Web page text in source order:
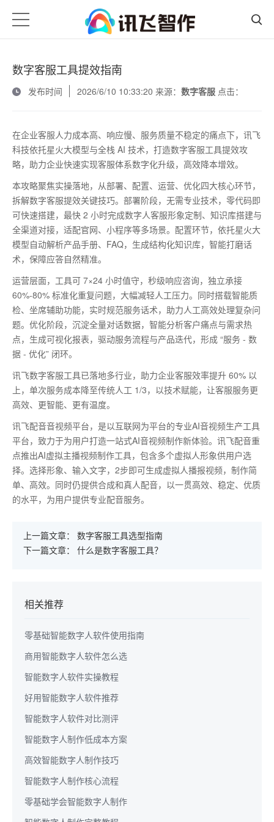
数字客服工具提效指南
发布时间
2026/6/10 10:33:20 来源： 数字客服 点击：
在企业客服人力成本高、响应慢、服务质量不稳定的痛点下，讯飞
科技依托星火大模型与全栈 AI 技术，打造数字客服工具提效攻
略，助力企业快速实现客服体系数字化升级，高效降本增效。
本攻略聚焦实操落地，从部署、配置、运营、优化四大核心环节，
拆解数字客服提效关键技巧。部署阶段，无需专业技术，零代码即
可快速搭建，最快 2 小时完成数字人客服形象定制、知识库搭建与
全渠道对接，适配官网、小程序等多场景。配置环节，依托星火大
模型自动解析产品手册、 FAQ，生成结构化知识库，智能打磨话
术，保障应答自然精准。
运营层面，工具可 7×24 小时值守，秒级响应咨询，独立承接
60%-80% 标准化重复问题，大幅减轻人工压力。同时搭载智能质
检、坐席辅助功能，实时规范服务话术，助力人工高效处理复杂问
题。优化阶段，沉淀全量对话数据，智能分析客户痛点与需求热
点，生成可视化报表，驱动服务流程与产品迭代，形成 “服务 - 数
据 - 优化” 闭环。
讯飞数字客服工具已落地多行业，助力企业客服效率提升 60% 以
上，单次服务成本降至传统人工 1/3，以技术赋能，让客服服务更
高效、更智能、更有温度。
讯飞配音音视频平台，是以互联网为平台的专业AI音视频生产工具
平台，致力于为用户打造一站式AI音视频制作新体验。讯飞配音重
点推出AI虚拟主播视频制作工具，包含多个虚拟人形象供用户选
择。选择形象、输入文字，2步即可生成虚拟人播报视频，制作简
单、高效。同时仍提供合成和真人配音，以一贯高效、稳定、优质
的水平，为用户提供专业配音服务。
上一篇文章： 数字客服工具选型指南
下一篇文章： 什么是数字客服工具？
相关推荐
零基础智能数字人软件使用指南
商用智能数字人软件怎么选
智能数字人软件实操教程
好用智能数字人软件推荐
智能数字人软件对比测评
智能数字人制作低成本方案
高效智能数字人制作技巧
智能数字人制作核心流程
零基础学会智能数字人制作